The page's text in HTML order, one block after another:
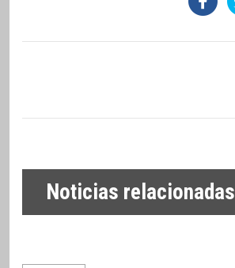
Noticias relacionadas